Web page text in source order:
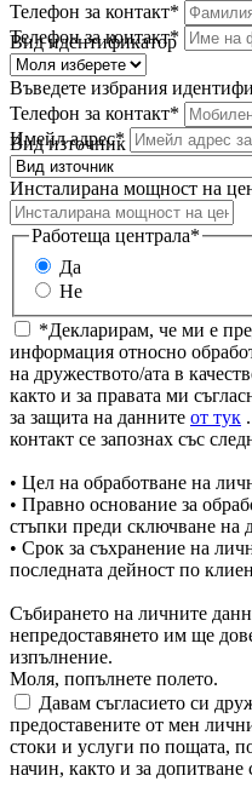
Телефон за контакт*
Телефон за контакт*
Вид идентификатор
Въведете избрания
Телефон за контакт*
Имейл адрес*
Вид източник
Инсталирана мощност на
Работеща централа*
Да
Не
*Декларирам, че ми е
информация относно
на дружеството/ата в
както и за правата ми
за защита на данните от тук
контакт се запознах със
• Цел на обработване на
• Правно основание за
стъпки преди сключване на
• Срок за съхранение на
последната дейност по
Събирането на личните
непредоставянето им ще
изпълнение.
Моля, попълнете полето.
Давам съгласието си
предоставените от мен
стоки и услуги по пощата,
начин, както и за